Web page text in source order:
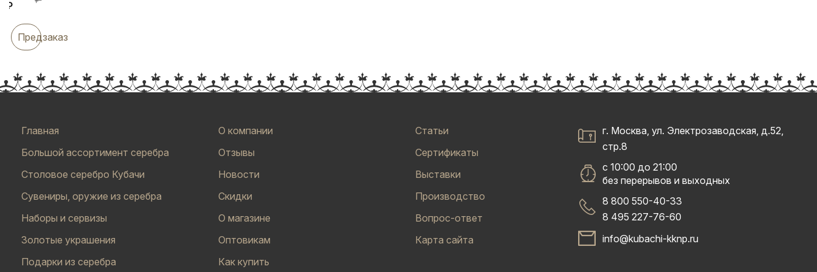
₽
Предзаказ
Главная
Большой ассортимент серебра
Столовое серебро Кубачи
Сувениры, оружие из серебра
Наборы и сервизы
Золотые украшения
Подарки из серебра
О компании
Отзывы
Новости
Скидки
О магазине
Оптовикам
Как купить
Статьи
Сертификаты
Выставки
Производство
Вопрос-ответ
Карта сайта
г. Москва, ул. Электрозаводская, д.52,
стр.8
с 10:00 до 21:00
без перерывов и выходных
8 800 550-40-33
8 495 227-76-60
info@kubachi-kknp.ru